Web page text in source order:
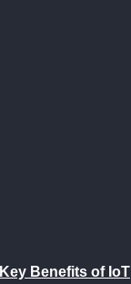
Key Benefits of IoT